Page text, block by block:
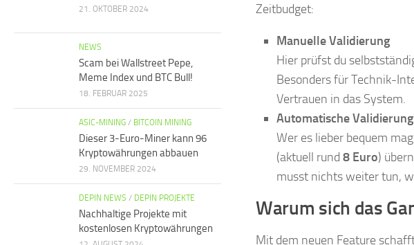
Zeitbudget:
Manuelle Validierung
Hier prüfst du
Besonders für Technik-
Vertrauen in das System.
Automatische Validierung
Wer es lieber bequem
(aktuell rund 8 Euro)
musst nichts weiter tun,
Warum sich das
Mit dem neuen Feature
21. OKTOBER 2024
NEWS
Scam bei Wallstreet Pepe,
Meme Index und BTC Bull!
18. FEBRUAR 2025
ASIC-MINING / BITCOIN MINING
Dieser 3-Euro-Miner kann 96
Kryptowährungen abbauen
29. NOVEMBER 2024
DEPIN NEWS / DEPIN PROJEKTE
Nachhaltige Projekte mit
kostenlosen Kryptowährungen